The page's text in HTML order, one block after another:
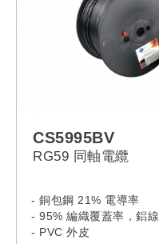
CS5995BV
RG59 同軸電纜
- 銅包鋼 21% 電導率
- 95% 編織覆蓋率，鋁線
- PVC 外皮